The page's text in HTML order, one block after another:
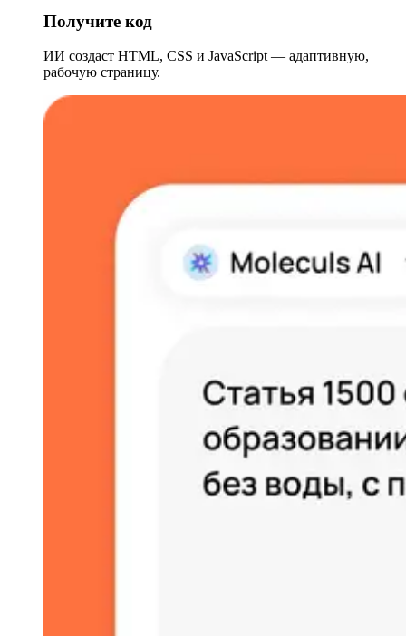
Получите код
ИИ создаст HTML, CSS и JavaScript — адаптивную,
рабочую страницу.